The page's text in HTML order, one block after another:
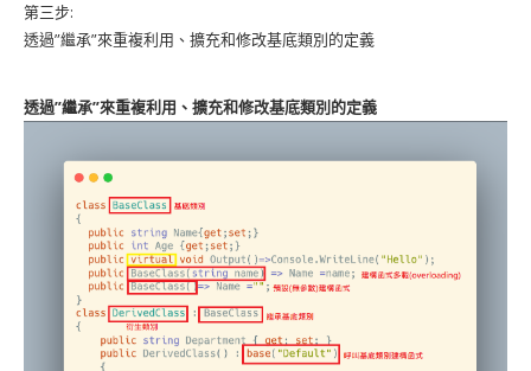
相依反轉原則DIP
關於DIP的基本精神
關於DIP的使用時機
DIP討論事項
練習情境
第三步:
透過”繼承”來重複利用、擴充和修改基底類別的定義
透過”繼承”來重複利用、擴充和修改基底類別的定義